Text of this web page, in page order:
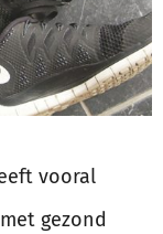
vooral
gezond